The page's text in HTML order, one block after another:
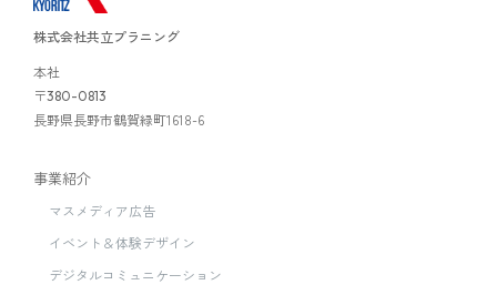
株式会社共立プラニング
本社
〒380-0813
長野県長野市鶴賀緑町1618-6
事業紹介
マスメディア広告
イベント＆体験デザイン
デジタルコミュニケーション